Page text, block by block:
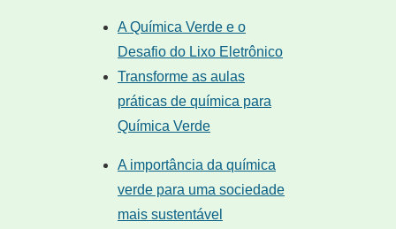
A Química Verde e o
Desafio do Lixo Eletrônico
Transforme as aulas
práticas de química para
Química Verde
A importância da química
verde para uma sociedade
mais sustentável